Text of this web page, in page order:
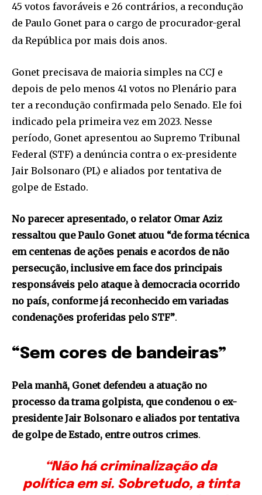
45 votos favoráveis e 26 contrários, a recondução
de Paulo Gonet para o cargo de procurador-geral
da República por mais dois anos.
Gonet precisava de maioria simples na CCJ e
depois de pelo menos 41 votos no Plenário para
ter a recondução confirmada pelo Senado. Ele foi
indicado pela primeira vez em 2023. Nesse
período, Gonet apresentou ao Supremo Tribunal
Federal (STF) a denúncia contra o ex-presidente
Jair Bolsonaro (PL) e aliados por tentativa de
golpe de Estado.
No parecer apresentado, o relator Omar Aziz
ressaltou que Paulo Gonet atuou “de forma técnica
em centenas de ações penais e acordos de não
persecução, inclusive em face dos principais
responsáveis pelo ataque à democracia ocorrido
no país, conforme já reconhecido em variadas
condenações proferidas pelo STF”.
“Sem cores de bandeiras”
Pela manhã, Gonet defendeu a atuação no
processo da trama golpista, que condenou o ex-
presidente Jair Bolsonaro e aliados por tentativa
de golpe de Estado, entre outros crimes.
“Não há criminalização da
política em si. Sobretudo, a tinta